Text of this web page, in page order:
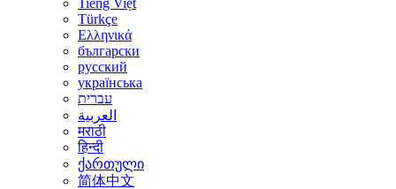
Türkçe
Ελληνικά
български
русский
українська
עברית
العربية
मराठी
हिन्दी
ქართული
简体中文